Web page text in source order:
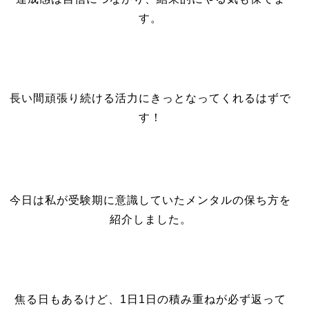
す。
長い間頑張り続ける活力にきっとなってくれるはずで
す！
今日は私が受験期に意識していたメンタルの保ち方を
紹介しました。
焦る日もあるけど、1日1日の積み重ねが必ず返って